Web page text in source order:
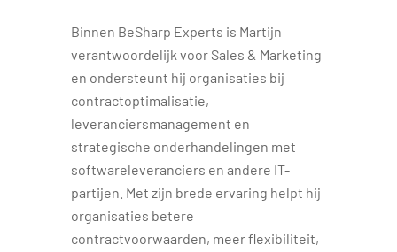
Binnen BeSharp Experts is Martijn
verantwoordelijk voor Sales & Marketing
en ondersteunt hij organisaties bij
contractoptimalisatie,
leveranciersmanagement en
strategische onderhandelingen met
softwareleveranciers en andere IT-
partijen. Met zijn brede ervaring helpt hij
organisaties betere
contractvoorwaarden, meer flexibiliteit,